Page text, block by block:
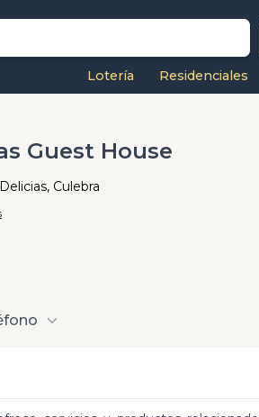
Lotería Residenciales
Guest House
Culebra